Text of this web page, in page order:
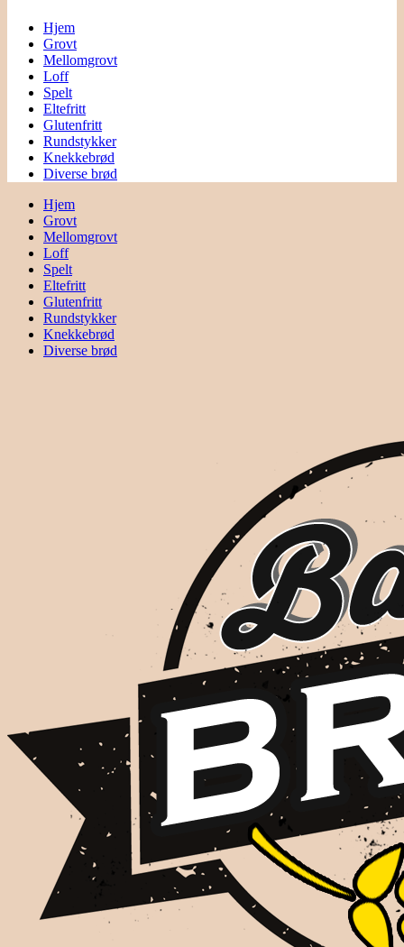
Hjem
Grovt
Mellomgrovt
Loff
Spelt
Eltefritt
Glutenfritt
Rundstykker
Knekkebrød
Diverse brød
Hjem
Grovt
Mellomgrovt
Loff
Spelt
Eltefritt
Glutenfritt
Rundstykker
Knekkebrød
Diverse brød